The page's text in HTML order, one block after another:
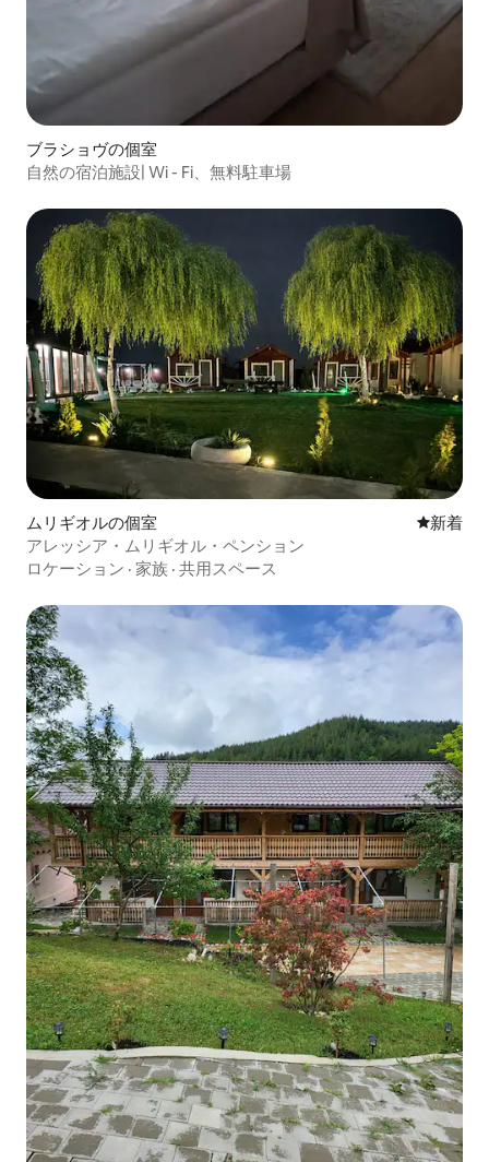
ブラショヴの個室
自然の宿泊施設| Wi - Fi、無料駐車場
ムリギオルの個室 新しい宿
新着
アレッシア・ムリギオル・ペンション
ロケーション · 家族 · 共用スペース